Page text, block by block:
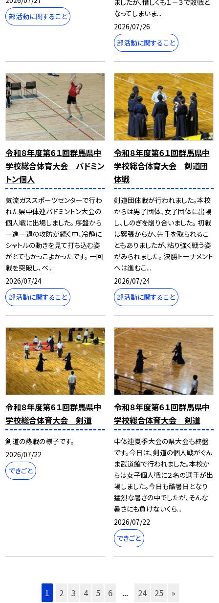
部活動に関すること
ましたが、惜しくも１－３で敗戦と
なってしまいま...
2026/07/26
部活動に関すること
令和８年度第６１回群馬県中
学校総合体育大会 バドミン
トン個人
気流ガススポーツセンターで行わ
れた県中体連バドミントン大会の
個人戦に出場しました。 序盤から
一進一退の攻防が続く中、冷静に
シャトルの動きを見て打ち込む姿
がとてもかっこよかったです。 一回
戦を突破し、ベ...
2026/07/24
部活動に関すること
令和８年度第６１回群馬県中
学校総合体育大会 剣道団
体戦
剣道団体戦が行われました。本校
からは男子団体、女子団体に出場
し、しのぎを削り合いました。 初戦
は緊張からか、先手を取られるこ
ともありましたが、粘り強く戦う姿
がみられました。 決勝トーナメント
へは進むこ...
2026/07/24
部活動に関すること
令和８年度第６１回群馬県中
学校総合体育大会 剣道
剣道の熱戦の様子です。
2026/07/22
できごと
令和８年度第６１回群馬県中
学校総合体育大会 剣道
中体連夏季大会の県大会も終盤
です。今日は、剣道の個人戦がぐん
ま武道館で行われました。本校か
らは女子個人戦に２名の選手が出
場しました。今日も酷暑日となり
猛烈な暑さの中でしたが、そんな
暑さにも負けないくら...
2026/07/22
できごと
1 2 3 4 5 6 ... 24 25 »